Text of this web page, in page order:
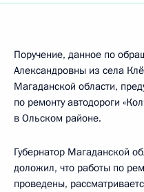
Поручение, данное по
Александровны из села
Магаданской области,
по ремонту автодороги
в Ольском районе.
Губернатор Магаданской
доложил, что работы по
проведены,